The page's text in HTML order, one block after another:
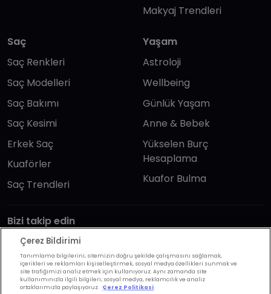
Makyaj Trendleri
Saç
Saç Renkleri
Saç Modelleri
Saç Bakımı
Saç Kesimi
Erkek Saç
Kuaförler
Saç Trendleri
Yaşam
Astroloji
Wellbeing
Günlük Yaşam
Anne & Bebek
Yükselen Burç
Hesaplama
Kuafor Bulma
Bizi takip edin
Çerez Bildirimi
Tanımlama bilgilerini; sitemizin doğru şekilde çalışmasını sağlamak,
içerikleri ve reklamları kişiselleştirmek, sosyal medya özellikleri sunmak ve
site trafiğimizi analiz etmek için kullanıyoruz. Aynı zamanda site
kullanımınızla ilgili bilgileri; sosyal medya, reklamcılık ve analiz
ortaklarımızla paylaşıyoruz. Çerez Politikasi